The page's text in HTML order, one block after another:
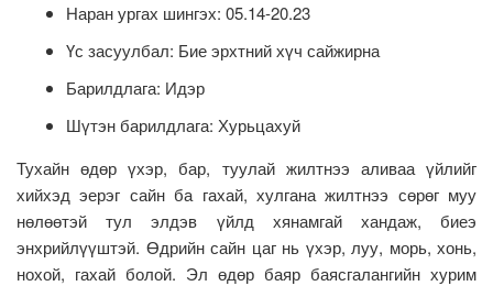
Наран ургах шингэх: 05.14-20.23
Үс засуулбал: Бие эрхтний хүч сайжирна
Барилдлага: Идэр
Шүтэн барилдлага: Хурьцахуй
Тухайн өдөр үхэр, бар, туулай жилтнээ аливаа үйлийг
хийхэд эерэг сайн ба гахай, хулгана жилтнээ сөрөг муу
нөлөөтэй тул элдэв үйлд хянамгай хандаж, биеэ
энхрийлүүштэй. Өдрийн сайн цаг нь үхэр, луу, морь, хонь,
нохой, гахай болой. Эл өдөр баяр баясгалангийн хурим